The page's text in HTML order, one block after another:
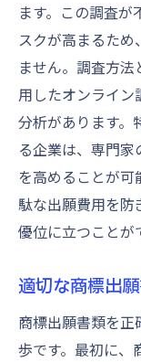
ます。この調査
スクが高まるた
ません。調査方
用したオンライ
分析があります。
る企業は、専門
を高めることが
駄な出願費用を防
優位に立つことが
適切な商標出
商標出願書類を
歩です。最初に、